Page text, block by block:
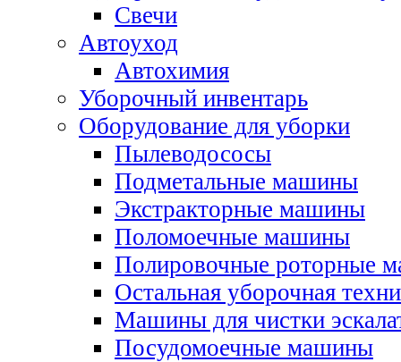
Свечи
Автоуход
Автохимия
Уборочный инвентарь
Оборудование для уборки
Пылеводососы
Подметальные машины
Экстракторные машины
Поломоечные машины
Полировочные роторные
Остальная уборочная
Машины для чистки
Посудомоечные машины